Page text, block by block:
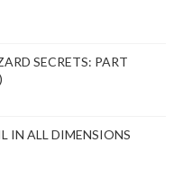
SECRETS: PART
IN ALL DIMENSIONS